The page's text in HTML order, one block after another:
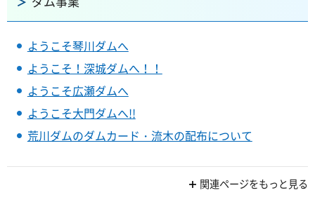
ようこそ琴川ダムへ
ようこそ！深城ダムへ！！
ようこそ広瀬ダムへ
ようこそ大門ダムへ!!
荒川ダムのダムカード・流木の配布について
関連ページをもっと見る